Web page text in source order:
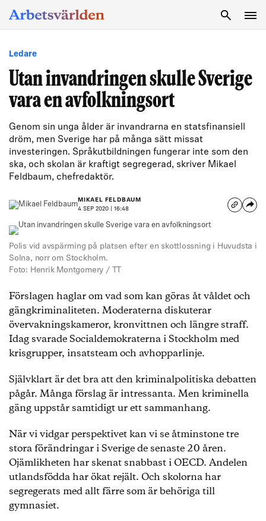
Ledare
Utan invandringen skulle Sverige
vara en avfolkningsort
Genom sin unga ålder är invandrarna en statsfinansiell
dröm, men Sverige har på många sätt missat
investeringen. Språkutbildningen fungerar inte som den
ska, och skolan är kraftigt segregerad, skriver Mikael
Feldbaum, chefredaktör.
MIKAEL FELDBAUM
4 SEP 2020 | 16:48
Polis vid avspärrning på platsen efter en skottlossning i Huvudsta i
Solna, norr om Stockholm.
Foto: Henrik Montgomery / TT
Förslagen haglar om vad som kan göras åt våldet och
gängkriminaliteten. Moderaterna diskuterar
övervakningskameror, kronvittnen och längre straff.
Idag svarade Socialdemokraterna i Stockholm med
krisgrupper, insatsteam och avhopparlinje.
Självklart är det bra att den kriminalpolitiska debatten
pågår. Många förslag är intressanta. Men kriminella
gäng uppstår samtidigt ur ett sammanhang.
När vi vidgar perspektivet kan vi se åtminstone tre
stora förändringar i Sverige de senaste 20 åren.
Ojämlikheten har skenat snabbast i OECD. Andelen
utlandsfödda har ökat rejält. Och skolorna har
segregerats med allt färre som är behöriga till
gymnasiet.